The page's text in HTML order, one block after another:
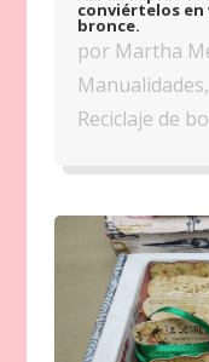
conviértelos en
bronce.
por Martha
Manualidades,
Reciclaje de